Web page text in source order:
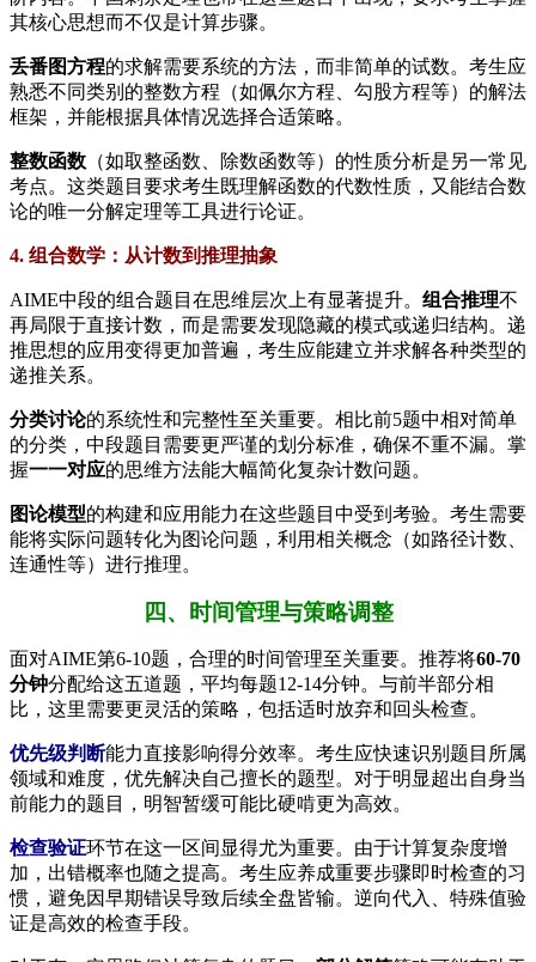
其核心思想而不仅是计算步骤。
丢番图方程的求解需要系统的方法，而非简单的试数。考生应
熟悉不同类别的整数方程（如佩尔方程、勾股方程等）的解法
框架，并能根据具体情况选择合适策略。
整数函数 （如取整函数、除数函数等）的性质分析是另一常见
考点。这类题目要求考生既理解函数的代数性质，又能结合数
论的唯一分解定理等工具进行论证。
4. 组合数学：从计数到推理抽象
AIME中段的组合题目在思维层次上有显著提升。 组合推理不
再局限于直接计数，而是需要发现隐藏的模式或递归结构。递
推思想的应用变得更加普遍，考生应能建立并求解各种类型的
递推关系。
分类讨论的系统性和完整性至关重要。相比前5题中相对简单
的分类，中段题目需要更严谨的划分标准，确保不重不漏。掌
握一一对应的思维方法能大幅简化复杂计数问题。
图论模型的构建和应用能力在这些题目中受到考验。考生需要
能将实际问题转化为图论问题，利用相关概念（如路径计数、
连通性等）进行推理。
四、时间管理与策略调整
面对AIME第6-10题，合理的时间管理至关重要。推荐将60-70
分钟分配给这五道题，平均每题12-14分钟。与前半部分相
比，这里需要更灵活的策略，包括适时放弃和回头检查。
优先级判断能力直接影响得分效率。考生应快速识别题目所属
领域和难度，优先解决自己擅长的题型。对于明显超出自身当
前能力的题目，明智暂缓可能比硬啃更为高效。
检查验证环节在这一区间显得尤为重要。由于计算复杂度增
加，出错概率也随之提高。考生应养成重要步骤即时检查的习
惯，避免因早期错误导致后续全盘皆输。逆向代入、特殊值验
证是高效的检查手段。